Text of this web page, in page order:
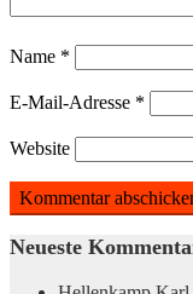
Name *
E-Mail-Adresse *
Website
Neueste